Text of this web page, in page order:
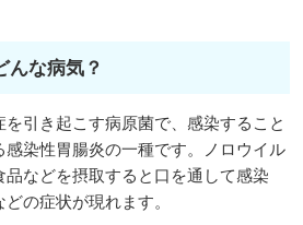
んな病気？
を引き起こす病原菌で、感染すること
感染性胃腸炎の一種です。ノロウイル
などを摂取すると口を通して感染
の症状が現れます。